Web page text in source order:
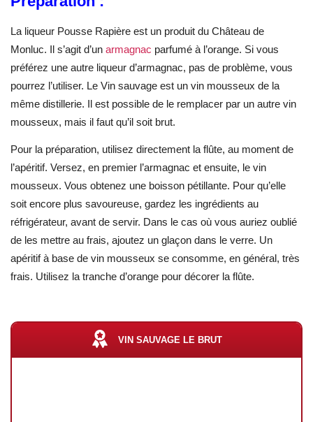
La liqueur Pousse Rapière est un produit du Château de
Monluc. Il s’agit d’un armagnac parfumé à l’orange. Si vous
préférez une autre liqueur d’armagnac, pas de problème, vous
pourrez l’utiliser. Le Vin sauvage est un vin mousseux de la
même distillerie. Il est possible de le remplacer par un autre vin
mousseux, mais il faut qu’il soit brut.
Pour la préparation, utilisez directement la flûte, au moment de
l’apéritif. Versez, en premier l’armagnac et ensuite, le vin
mousseux. Vous obtenez une boisson pétillante. Pour qu’elle
soit encore plus savoureuse, gardez les ingrédients au
réfrigérateur, avant de servir. Dans le cas où vous auriez oublié
de les mettre au frais, ajoutez un glaçon dans le verre. Un
apéritif à base de vin mousseux se consomme, en général, très
frais. Utilisez la tranche d’orange pour décorer la flûte.
VIN SAUVAGE LE BRUT